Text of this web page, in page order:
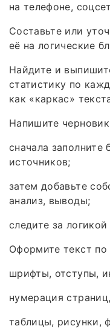
на телефоне,
Составьте или
её на логические
Найдите и
статистику по
как «каркас»
Напишите
сначала
источников;
затем добавьте
анализ, выводы;
следите за
Оформите текст по
шрифты, отступы,
нумерация
таблицы, рисунки,